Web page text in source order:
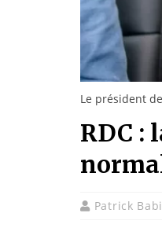
Le président
RDC :
Patrick